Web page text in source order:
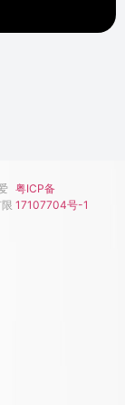
粤ICP备
17107704号-1